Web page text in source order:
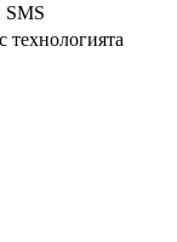
SMS
технологията